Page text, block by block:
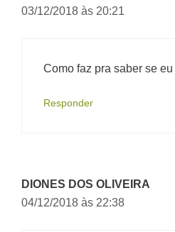
03/12/2018 às 20:21
Como faz pra saber se
Responder
DIONES DOS OLIVEIRA
04/12/2018 às 22:38